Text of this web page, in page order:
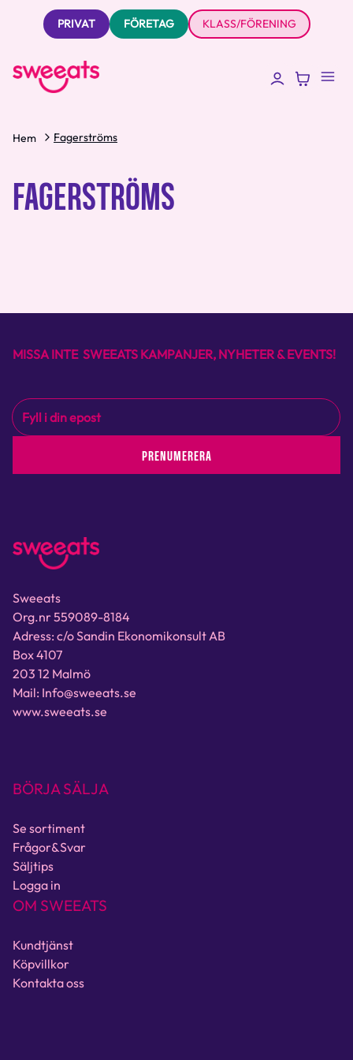
PRIVAT FÖRETAG KLASS/FÖRENING
Hem Fagerströms
FAGERSTRÖMS
MISSA INTE SWEEATS KAMPANJER, NYHETER & EVENTS!
PRENUMERERA
Sweeats
Org.nr 559089-8184
Adress: c/o Sandin Ekonomikonsult AB
Box 4107
203 12 Malmö
Mail: Info@sweeats.se
www.sweeats.se
BÖRJA SÄLJA
Se sortiment
Frågor&Svar
Säljtips
Logga in
OM SWEEATS
Kundtjänst
Köpvillkor
Kontakta oss